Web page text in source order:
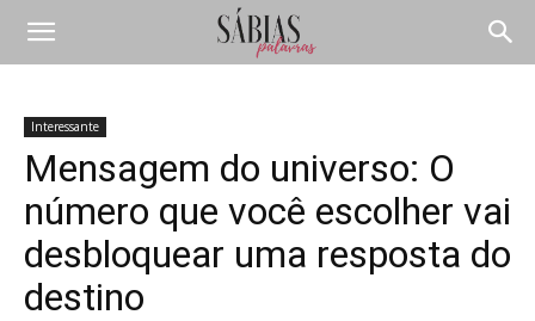
Interessante
Mensagem do universo: O
número que você escolher vai
desbloquear uma resposta do
destino